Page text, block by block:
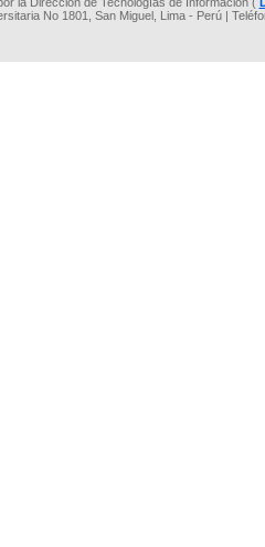
No 1801, San Miguel, Lima - Perú |